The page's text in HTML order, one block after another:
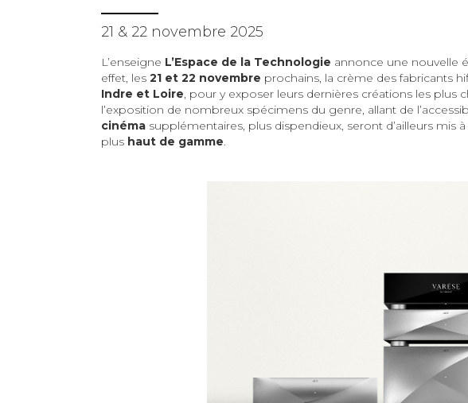
21 & 22 novembre 2025
L’enseigne L’Espace de la Technologie annonce une nouvelle
effet, les 21 et 22 novembre prochains, la crème des fabricants
Indre et Loire, pour y exposer leurs dernières créations les plus
l’exposition de nombreux spécimens du genre, allant de
cinéma supplémentaires, plus dispendieux, seront d’ailleurs mis
plus haut de gamme.